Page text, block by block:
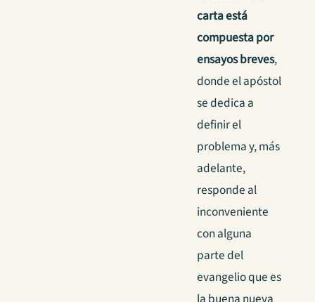
carta está
compuesta por
ensayos breves,
donde el apóstol
se dedica a
definir el
problema y, más
adelante,
responde al
inconveniente
con alguna
parte del
evangelio que es